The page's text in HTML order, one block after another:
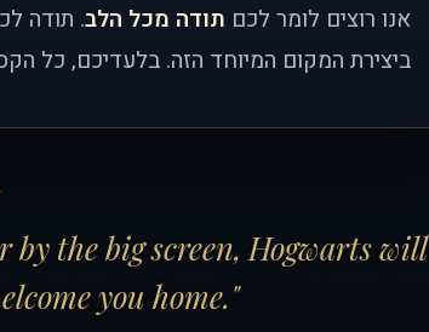
אנו רוצים לומר לכם תודה מכל הלב. תודה
ביצירת המקום המיוחד הזה. בלעדיכם, כל
by the big screen, Hogwarts will
you home."